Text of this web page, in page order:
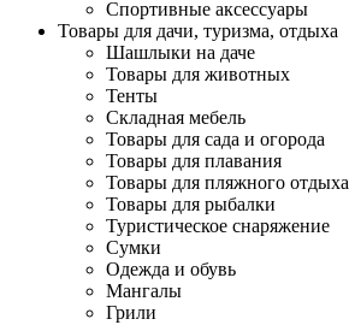
Спортивные аксессуары
Товары для дачи, туризма, отдыха
Шашлыки на даче
Товары для животных
Тенты
Складная мебель
Товары для сада и огорода
Товары для плавания
Товары для пляжного отдыха
Товары для рыбалки
Туристическое снаряжение
Сумки
Одежда и обувь
Мангалы
Грили